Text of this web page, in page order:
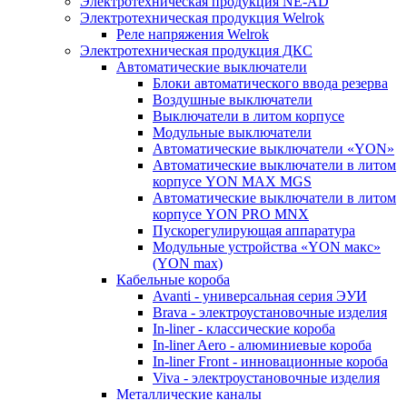
Электротехническая продукция Welrok
Реле напряжения Welrok
Электротехническая продукция ДКС
Автоматические выключатели
Блоки автоматического ввода резерва
Воздушные выключатели
Выключатели в литом корпусе
Модульные выключатели
Автоматические выключатели «YON»
Автоматические выключатели в литом
корпусе YON MAX MGS
Автоматические выключатели в литом
корпусе YON PRO MNX
Пускорегулирующая аппаратура
Модульные устройства «YON макс»
(YON max)
Кабельные короба
Avanti - универсальная серия ЭУИ
Brava - электроустановочные изделия
In-liner - классические короба
In-liner Aero - алюминиевые короба
In-liner Front - инновационные короба
Viva - электроустановочные изделия
Металлические каналы